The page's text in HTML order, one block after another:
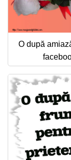
O după